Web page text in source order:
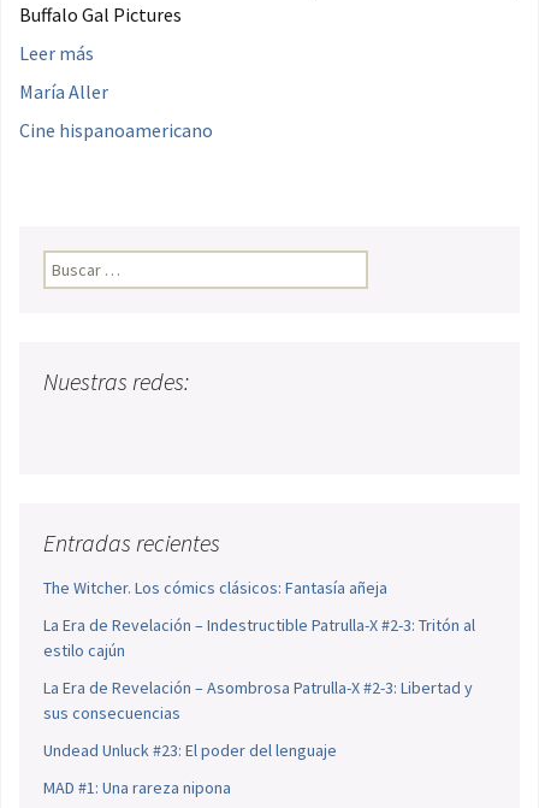
Buffalo Gal Pictures
Leer más
María Aller
Cine hispanoamericano
Buscar:
Nuestras redes:
Entradas recientes
The Witcher. Los cómics clásicos: Fantasía añeja
La Era de Revelación – Indestructible Patrulla-X #2-3: Tritón al
estilo cajún
La Era de Revelación – Asombrosa Patrulla-X #2-3: Libertad y
sus consecuencias
Undead Unluck #23: El poder del lenguaje
MAD #1: Una rareza nipona